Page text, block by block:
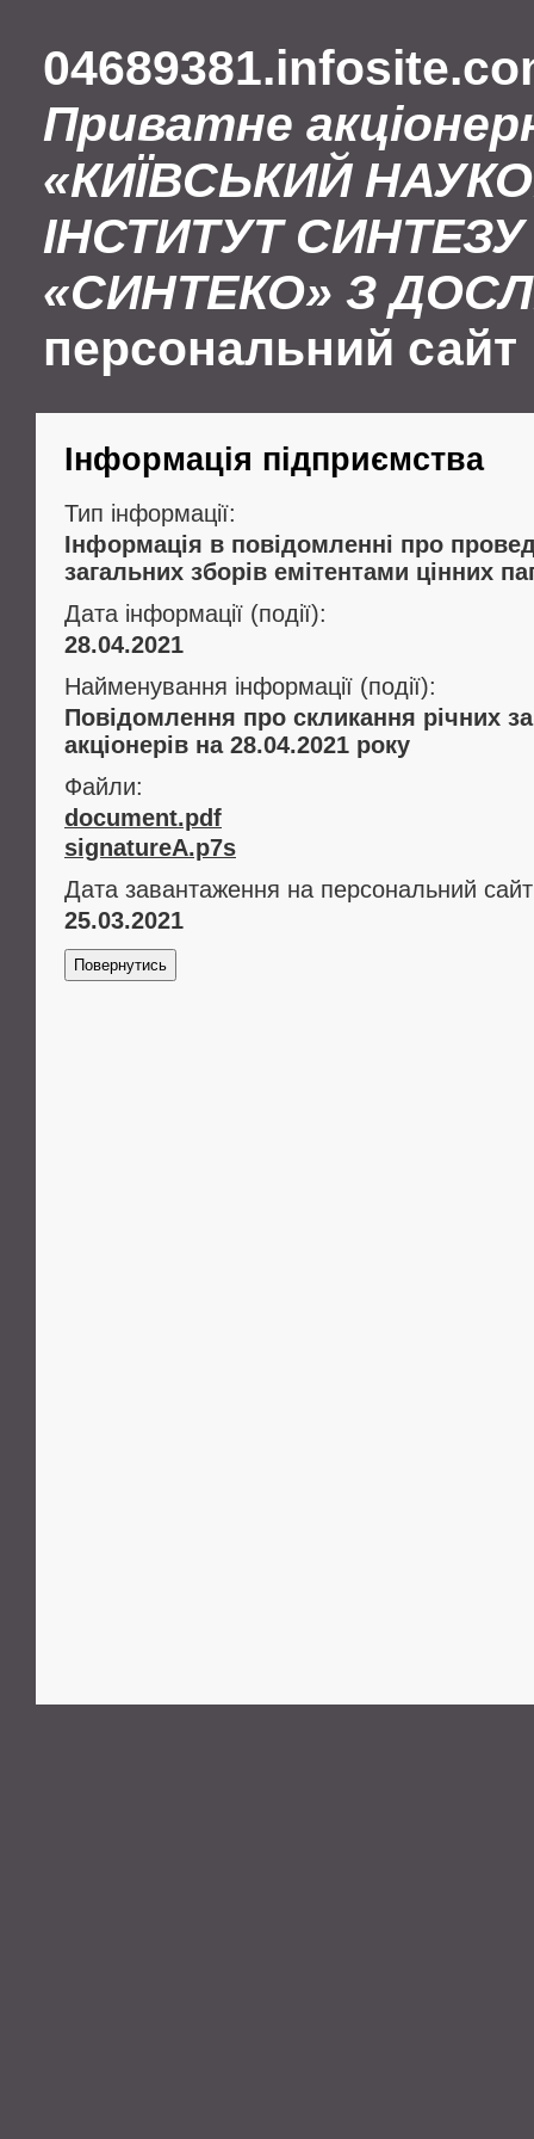
Приватне
«КИЇВСЬКИЙ
ІНСТИТУТ СИНТЕЗУ
«СИНТЕКО» З
персональний сайт
Інформація підприємства
Тип інформації:
Інформація в повідомленні про
загальних зборів емітентами цінних
Дата інформації (події):
28.04.2021
Найменування інформації (події):
Повідомлення про скликання річних
акціонерів на 28.04.2021 року
Файли:
document.pdf
signatureA.p7s
Дата завантаження на персональний
25.03.2021
Повернутись